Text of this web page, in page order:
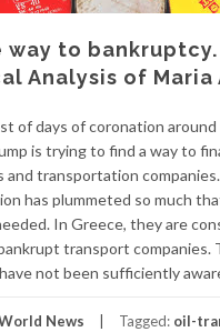
way to bankruptcy.
Analysis of Maria
of days of coronation
is trying to find a way to
and transportation
has plummeted so much
In Greece, they are
transport companies.
not been sufficiently
News Tagged: oil-